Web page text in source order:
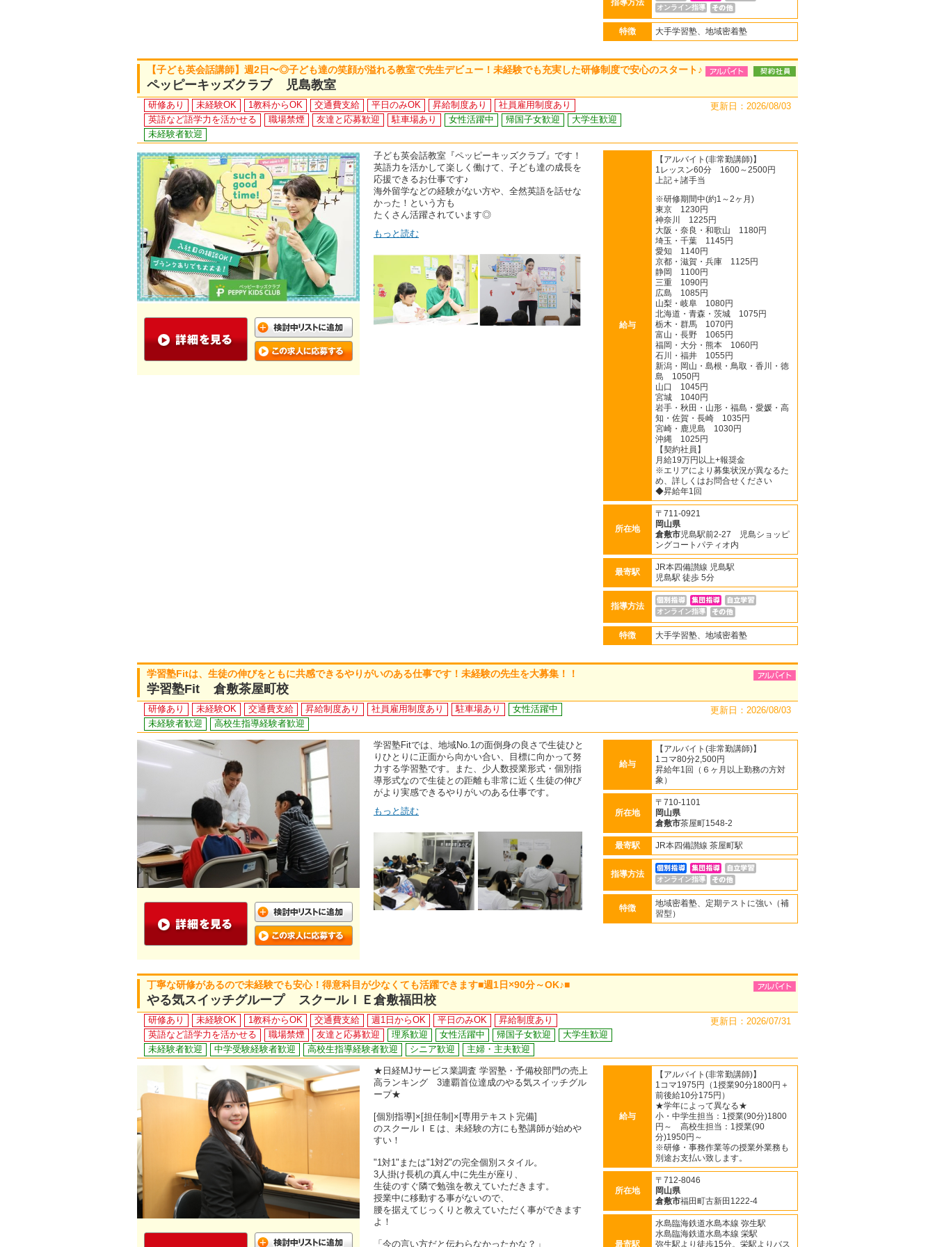
指導方法
オンライン指導
特徴 大手学習塾、地域密着塾
【子ども英会話講師】週2日〜◎子ども達の笑顔が溢れる教室で先生デビュー！未経験でも充実した研修制度で安心のスタート♪
ペッピーキッズクラブ 児島教室
研修あり 未経験OK 1教科からOK 交通費支給 平日のみOK 昇給制度あり
社員雇用制度あり
英語など語学力を活かせる
職場禁煙 友達と応募歓迎 駐車場あり 女性活躍中 帰国子女歓迎
大学生歓迎
未経験者歓迎
更新日：2026/08/03
子ども英会話教室『ペッピーキッズクラブ』です！
英語力を活かして楽しく働けて、子ども達の成長を
応援できるお仕事です♪
海外留学などの経験がない方や、全然英語を話せな
かった！という方も
たくさん活躍されています◎
もっと読む
給与
【アルバイト(非常勤講師)】
1レッスン60分 1600～2500円
上記＋諸手当
※研修期間中(約1～2ヶ月)
東京 1230円
神奈川 1225円
大阪・奈良・和歌山 1180円
埼玉・千葉 1145円
愛知 1140円
京都・滋賀・兵庫 1125円
静岡 1100円
三重 1090円
広島 1085円
山梨・岐阜 1080円
北海道・青森・茨城 1075円
栃木・群馬 1070円
富山・長野 1065円
福岡・大分・熊本 1060円
石川・福井 1055円
新潟・岡山・島根・鳥取・香川・徳
島 1050円
山口 1045円
宮城 1040円
岩手・秋田・山形・福島・愛媛・高
知・佐賀・長崎 1035円
宮崎・鹿児島 1030円
沖縄 1025円
【契約社員】
月給19万円以上+報奨金
※エリアにより募集状況が異なるた
め、詳しくはお問合せください
◆昇給年1回
所在地
〒711-0921
岡山県
倉敷市児島駅前2-27 児島ショッピ
ングコートパティオ内
最寄駅
JR本四備讃線 児島駅
児島駅 徒歩 5分
指導方法
オンライン指導
特徴 大手学習塾、地域密着塾
学習塾Fitは、生徒の伸びをともに共感できるやりがいのある仕事です！未経験の先生を大募集！！
学習塾Fit 倉敷茶屋町校
研修あり 未経験OK 交通費支給 昇給制度あり 社員雇用制度あり 駐車場あり
女性活躍中
未経験者歓迎
高校生指導経験者歓迎
更新日：2026/08/03
学習塾Fitでは、地域No.1の面倒身の良さで生徒ひと
りひとりに正面から向かい合い、目標に向かって努
力する学習塾です。また、少人数授業形式・個別指
導形式なので生徒との距離も非常に近く生徒の伸び
がより実感できるやりがいのある仕事です。
もっと読む
給与
【アルバイト(非常勤講師)】
1コマ80分2,500円
昇給年1回（６ヶ月以上勤務の方対
象）
所在地
〒710-1101
岡山県
倉敷市茶屋町1548-2
最寄駅 JR本四備讃線 茶屋町駅
指導方法
オンライン指導
特徴
地域密着塾、定期テストに強い（補
習型）
丁寧な研修があるので未経験でも安心！得意科目が少なくても活躍できます■週1日×90分～OK♪■
やる気スイッチグループ スクールＩＥ倉敷福田校
研修あり 未経験OK 1教科からOK 交通費支給 週1日からOK 平日のみOK
昇給制度あり
英語など語学力を活かせる
職場禁煙 友達と応募歓迎 理系歓迎 女性活躍中 帰国子女歓迎
大学生歓迎
未経験者歓迎
中学受験経験者歓迎 高校生指導経験者歓迎 シニア歓迎 主婦・主夫歓迎
更新日：2026/07/31
★日経MJサービス業調査 学習塾・予備校部門の売上
高ランキング 3連覇首位達成のやる気スイッチグル
ープ★
[個別指導]×[担任制]×[専用テキスト完備]
のスクールＩＥは、未経験の方にも塾講師が始めや
すい！
"1対1"または"1対2"の完全個別スタイル。
3人掛け長机の真ん中に先生が座り、
生徒のすぐ隣で勉強を教えていただきます。
授業中に移動する事がないので、
腰を据えてじっくりと教えていただく事ができます
よ！
「今の言い方だと伝わらなかったかな？」
給与
【アルバイト(非常勤講師)】
1コマ1975円（1授業90分1800円＋
前後給10分175円）
★学年によって異なる★
小・中学生担当：1授業(90分)1800
円～ 高校生担当：1授業(90
分)1950円～
※研修・事務作業等の授業外業務も
別途お支払い致します。
所在地
〒712-8046
岡山県
倉敷市福田町古新田1222-4
最寄駅
水島臨海鉄道水島本線 弥生駅
水島臨海鉄道水島本線 栄駅
弥生駅より徒歩15分。栄駅よりバス